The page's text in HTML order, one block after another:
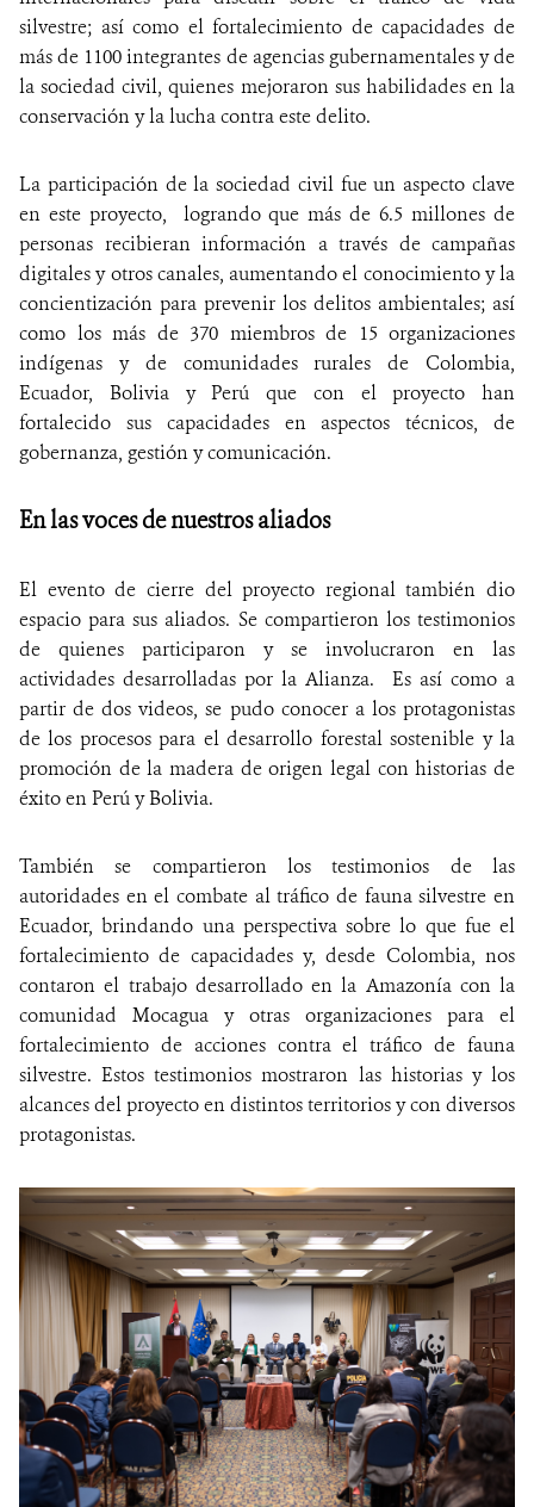
silvestre; así como el fortalecimiento de capacidades de
más de 1100 integrantes de agencias gubernamentales y de
la sociedad civil, quienes mejoraron sus habilidades en la
conservación y la lucha contra este delito.
La participación de la sociedad civil fue un aspecto clave
en este proyecto, logrando que más de 6.5 millones de
personas recibieran información a través de campañas
digitales y otros canales, aumentando el conocimiento y la
concientización para prevenir los delitos ambientales; así
como los más de 370 miembros de 15 organizaciones
indígenas y de comunidades rurales de Colombia,
Ecuador, Bolivia y Perú que con el proyecto han
fortalecido sus capacidades en aspectos técnicos, de
gobernanza, gestión y comunicación.
En las voces de nuestros aliados
El evento de cierre del proyecto regional también dio
espacio para sus aliados. Se compartieron los testimonios
de quienes participaron y se involucraron en las
actividades desarrolladas por la Alianza. Es así como a
partir de dos videos, se pudo conocer a los protagonistas
de los procesos para el desarrollo forestal sostenible y la
promoción de la madera de origen legal con historias de
éxito en Perú y Bolivia.
También se compartieron los testimonios de las
autoridades en el combate al tráfico de fauna silvestre en
Ecuador, brindando una perspectiva sobre lo que fue el
fortalecimiento de capacidades y, desde Colombia, nos
contaron el trabajo desarrollado en la Amazonía con la
comunidad Mocagua y otras organizaciones para el
fortalecimiento de acciones contra el tráfico de fauna
silvestre. Estos testimonios mostraron las historias y los
alcances del proyecto en distintos territorios y con diversos
protagonistas.